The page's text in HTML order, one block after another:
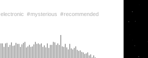
electronic mysterious recommended